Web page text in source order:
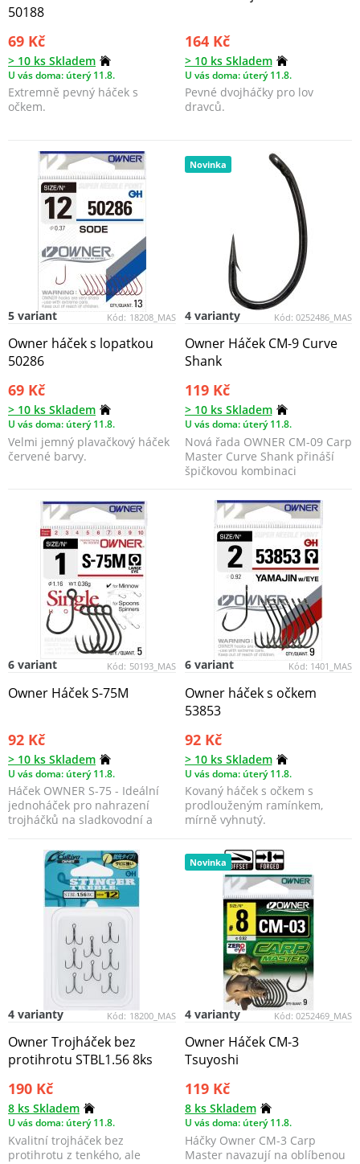
50188
69 Kč
> 10 ks Skladem
U vás doma: úterý 11.8.
Extremně pevný háček s
očkem.
164 Kč
> 10 ks Skladem
U vás doma: úterý 11.8.
Pevné dvojháčky pro lov
dravců.
Kód: 18208_MAS
5 variant
Owner háček s lopatkou
50286
69 Kč
> 10 ks Skladem
U vás doma: úterý 11.8.
Velmi jemný plavačkový háček
červené barvy.
Novinka
Kód: 0252486_MAS
4 varianty
Owner Háček CM-9 Curve
Shank
119 Kč
> 10 ks Skladem
U vás doma: úterý 11.8.
Nová řada OWNER CM-09 Carp
Master Curve Shank přináší
špičkovou kombinaci
Kód: 50193_MAS
6 variant
Owner Háček S-75M
92 Kč
> 10 ks Skladem
U vás doma: úterý 11.8.
Háček OWNER S-75 - Ideální
jednoháček pro nahrazení
trojháčků na sladkovodní a
Kód: 1401_MAS
6 variant
Owner háček s očkem
53853
92 Kč
> 10 ks Skladem
U vás doma: úterý 11.8.
Kovaný háček s očkem s
prodlouženým ramínkem,
mírně vyhnutý.
Kód: 18200_MAS
4 varianty
Owner Trojháček bez
protihrotu STBL1.56 8ks
190 Kč
8 ks Skladem
U vás doma: úterý 11.8.
Kvalitní trojháček bez
protihrotu z tenkého, ale
Novinka
Kód: 0252469_MAS
4 varianty
Owner Háček CM-3
Tsuyoshi
119 Kč
8 ks Skladem
U vás doma: úterý 11.8.
Háčky Owner CM-3 Carp
Master navazují na oblíbenou